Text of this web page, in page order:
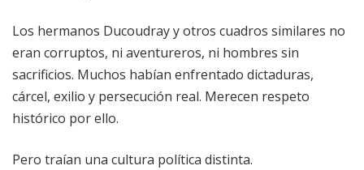
Los hermanos Ducoudray y otros cuadros similares no
eran corruptos, ni aventureros, ni hombres sin
sacrificios. Muchos habían enfrentado dictaduras,
cárcel, exilio y persecución real. Merecen respeto
histórico por ello.
Pero traían una cultura política distinta.